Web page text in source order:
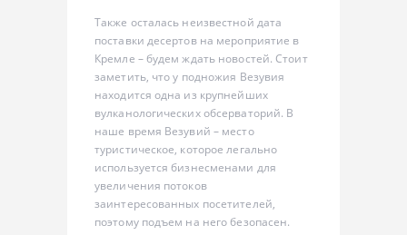
Также осталась неизвестной дата
поставки десертов на мероприятие в
Кремле – будем ждать новостей. Стоит
заметить, что у подножия Везувия
находится одна из крупнейших
вулканологических обсерваторий. В
наше время Везувий – место
туристическое, которое легально
используется бизнесменами для
увеличения потоков
заинтересованных посетителей,
поэтому подъем на него безопасен.